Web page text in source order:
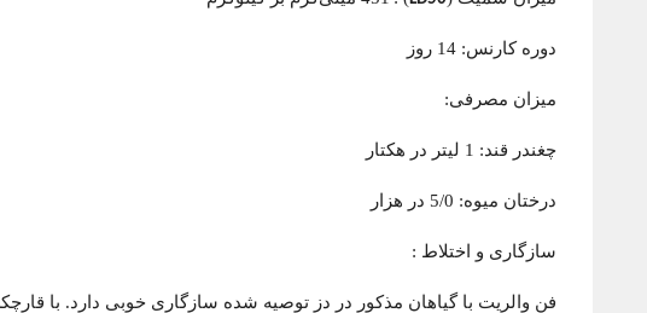
دوره کارنس: 14 روز
میزان مصرفی:
چغندر قند: 1 لیتر در هکتار
درختان میوه: 5/0 در هزار
سازگاری و اختلاط :
فن والریت با گیاهان مذکور در دز توصیه شده سازگاری خوبی دارد. با